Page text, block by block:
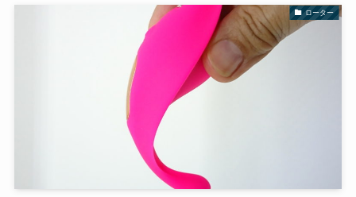
ローター